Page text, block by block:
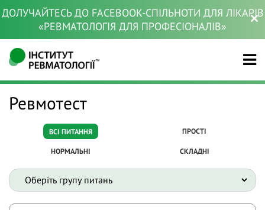
ДОЛУЧАЙТЕСЬ ДО FACEBOOK-СПІЛЬНОТИ ДЛЯ ЛІКАРІВ
«РЕВМАТОЛОГІЯ ДЛЯ ПРОФЕСІОНАЛІВ»
Ревмотест
ВСІ ПИТАННЯ ПРОСТІ
НОРМАЛЬНІ СКЛАДНІ